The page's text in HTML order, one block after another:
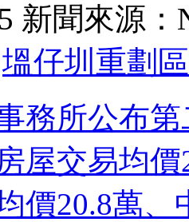
新聞來源：
塭仔圳重劃區
務所公布
屋交易均
價20.8萬